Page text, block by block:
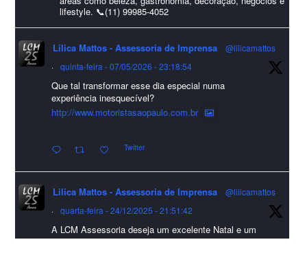
Visualizar no Facebook · Compartilhar
Lilica Mattos - Assessoria de Imprensa
9 months ago
A Abrafas - Associação Brasileira de Fibras Artificiais e
Sintéticas foi destaque na Revista Química e Derivados, na
incertezas do mercado global".
Confira detalhes 🗞📰📈
#sustentabilidade #FibrasSintéticas #EconomiaCircular #Abrafas
#IndústriaTêxtil
Foto
lifestyle. 📞(11) 99985-4052
Lilica Mattos - Assessoria de Imprensa
@lilicamattos
·
quinta-feira - 07/05/2026 - 23:18:54
Que tal transformar esse dia especial numa
experiência inesquecível?
http://www.motoristasaopaulo.com.br
Twitter
Lilica Mattos - Assessoria de Imprensa
@lilicamattos
·
quarta-feira - 24/12/2025 - 21:51:42
A LCM Assessoria deseja um excelente Natal e um
2026 repleto de conquistas e realizações para todos